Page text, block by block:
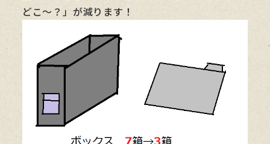
どこ～？」が減ります！